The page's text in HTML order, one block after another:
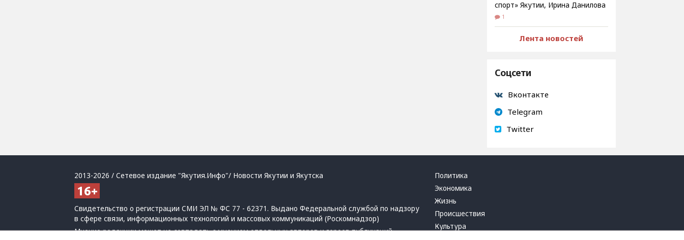
спорт» Якутии, Ирина Данилова
1
Лента новостей
Соцсети
Вконтакте
Telegram
Twitter
2013-2026 / Сетевое издание "Якутия.Инфо"/ Новости Якутии и Якутска
Свидетельство о регистрации СМИ ЭЛ № ФС 77 - 62371. Выдано Федеральной службой по надзору
в сфере связи, информационных технологий и массовых коммуникаций (Роскомнадзор)
Мнение редакции может не совпадать с мнением отдельных авторов и героев публикаций.
Политика
Экономика
Жизнь
Происшествия
Культура